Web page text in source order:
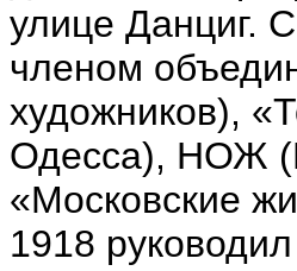
улице Данциг.
членом
художников),
Одесса), НОЖ
«Московские
1918